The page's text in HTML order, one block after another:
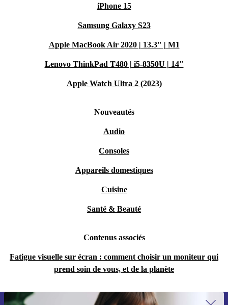
iPhone 15
Samsung Galaxy S23
Apple MacBook Air 2020 | 13.3" | M1
Lenovo ThinkPad T480 | i5-8350U | 14"
Apple Watch Ultra 2 (2023)
Nouveautés
Audio
Consoles
Appareils domestiques
Cuisine
Santé & Beauté
Contenus associés
Fatigue visuelle sur écran : comment choisir un moniteur qui
prend soin de vous, et de la planète